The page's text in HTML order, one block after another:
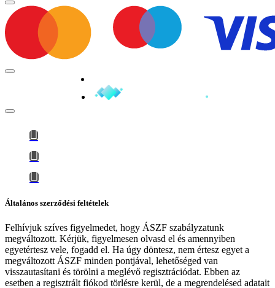
Általános szerződési feltételek
Felhívjuk szíves figyelmedet, hogy ÁSZF szabályzatunk
megváltozott. Kérjük, figyelmesen olvasd el és amennyiben
egyetértesz vele, fogadd el. Ha úgy döntesz, nem értesz egyet a
megváltozott ÁSZF minden pontjával, lehetőséged van
visszautasítani és törölni a meglévő regisztrációdat. Ebben az
esetben a regisztrált fiókod törlésre kerül, de a megrendelésed adatait